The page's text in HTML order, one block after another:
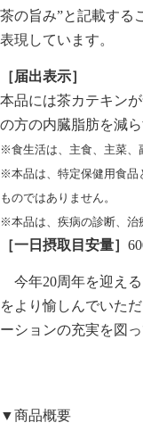
茶の旨み”と記載する
表現しています。
［届出表示］
本品には茶カテキン
の方の内臓脂肪を減
※食生活は、主食、主菜、
※本品は、特定保健用食品
ものではありません。
※本品は、疾病の診断、治
［一日摂取目安量］
今年20周年を迎え
をより愉しんでいた
ーションの充実を図っ
▼商品概要